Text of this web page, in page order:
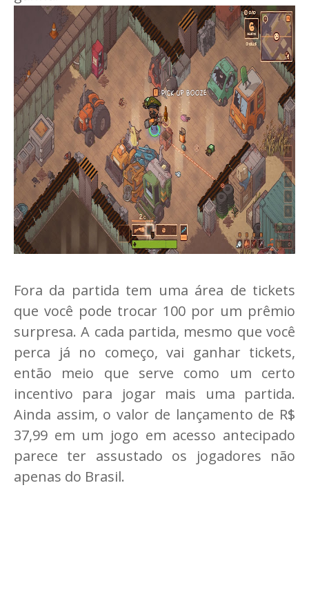
Fora da partida tem uma área de tickets
que você pode trocar 100 por um prêmio
surpresa. A cada partida, mesmo que você
perca já no começo, vai ganhar tickets,
então meio que serve como um certo
incentivo para jogar mais uma partida.
Ainda assim, o valor de lançamento de R$
37,99 em um jogo em acesso antecipado
parece ter assustado os jogadores não
apenas do Brasil.